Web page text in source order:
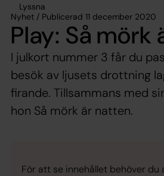
Lyssna
Nyhet / Publicerad 11 december 2020
Play: Så mörk
I julkort nummer 3 får du
besök av ljusets drottning
firande. Tillsammans med
hon Så mörk är natten.
För att se innehållet behöver du